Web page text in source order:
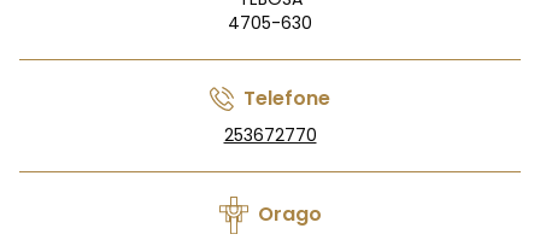
4705-630
Telefone
253672770
Orago